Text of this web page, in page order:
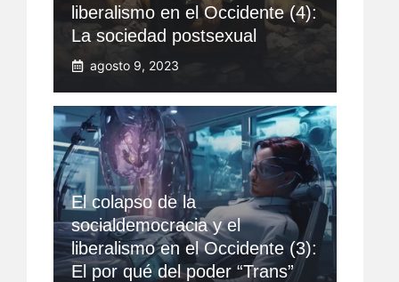
liberalismo en el Occidente (4):
La sociedad postsexual
agosto 9, 2023
El colapso de la
socialdemocracia y el
liberalismo en el Occidente (3):
El por qué del poder “Trans”